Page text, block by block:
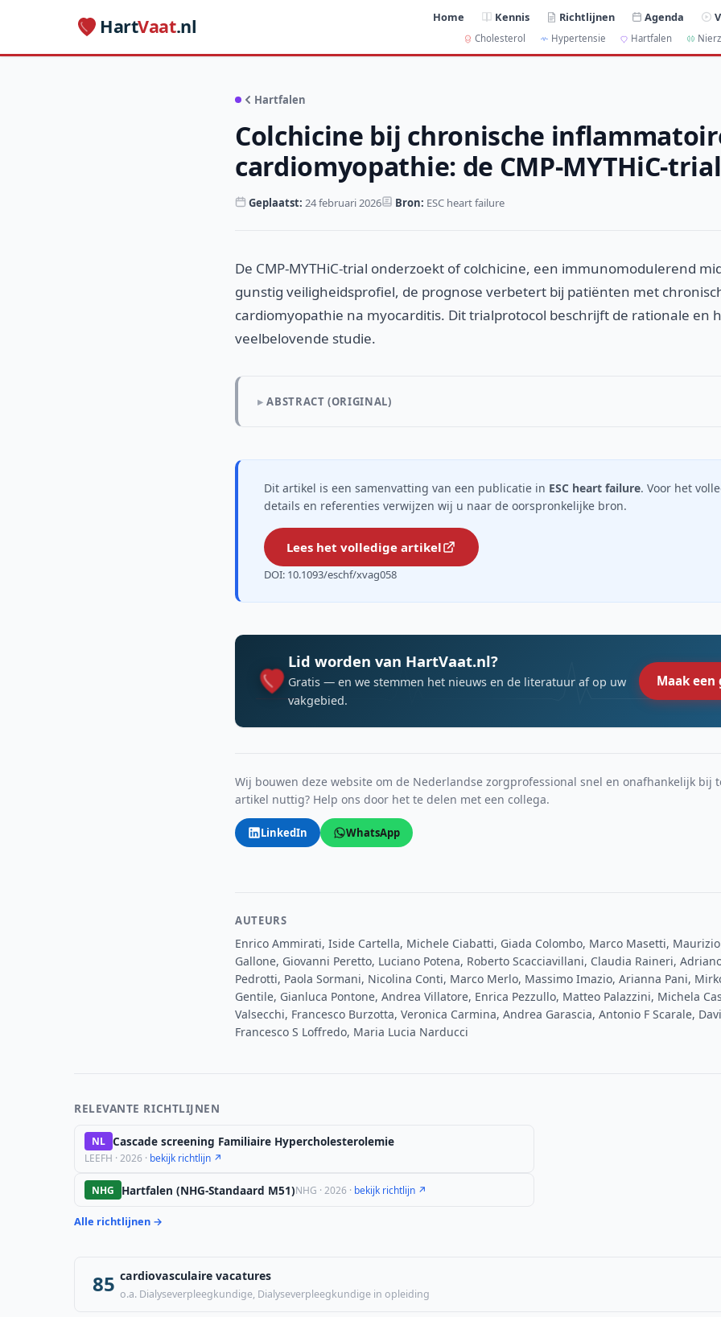
HartVaat.nl Home Kennis Richtlijnen Agenda
Cholesterol Hypertensie Hartfalen
Hartfalen
Colchicine bij chronische
cardiomyopathie: de CMP-MYTHiC-trial
Geplaatst: 24 februari 2026 Bron: ESC heart failure
De CMP-MYTHiC-trial onderzoekt of colchicine, een immunomodulerend
gunstig veiligheidsprofiel, de prognose verbetert bij patiënten met
cardiomyopathie na myocarditis. Dit trialprotocol beschrijft de rationale en
veelbelovende studie.
ABSTRACT (ORIGINAL)
Dit artikel is een samenvatting van een publicatie in ESC heart failure. Voor het
details en referenties verwijzen wij u naar de oorspronkelijke bron.
Lees het volledige artikel
DOI: 10.1093/eschf/xvag058
Lid worden van HartVaat.nl?
Gratis — en we stemmen het nieuws en de literatuur af op uw
vakgebied.
Maak
Wij bouwen deze website om de Nederlandse zorgprofessional snel en onafhankelijk bij
artikel nuttig? Help ons door het te delen met een collega.
LinkedIn WhatsApp
AUTEURS
Enrico Ammirati, Iside Cartella, Michele Ciabatti, Giada Colombo, Marco Masetti,
Gallone, Giovanni Peretto, Luciano Potena, Roberto Scacciavillani, Claudia Raineri,
Pedrotti, Paola Sormani, Nicolina Conti, Marco Merlo, Massimo Imazio, Arianna Pani,
Gentile, Gianluca Pontone, Andrea Villatore, Enrica Pezzullo, Matteo Palazzini, Michela
Valsecchi, Francesco Burzotta, Veronica Carmina, Andrea Garascia, Antonio F Scarale,
Francesco S Loffredo, Maria Lucia Narducci
RELEVANTE RICHTLIJNEN
NL Cascade screening Familiaire Hypercholesterolemie
LEEFH · 2026 · bekijk richtlijn ↗
NHG Hartfalen (NHG-Standaard M51)NHG · 2026 · bekijk richtlijn ↗
Alle richtlijnen →
85 cardiovasculaire vacatures
o.a. Dialyseverpleegkundige, Dialyseverpleegkundige in opleiding